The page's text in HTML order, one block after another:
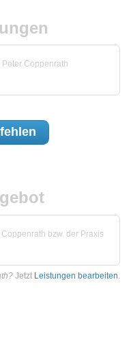
Coppenrath
bzw. der Praxis
Jetzt Leistungen bearbeiten.